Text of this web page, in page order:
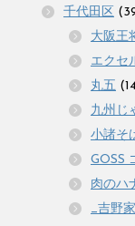
千代田区
大阪王
エクセ
丸五
九州じ
小諸そ
GOSS
肉のハ
_吉野